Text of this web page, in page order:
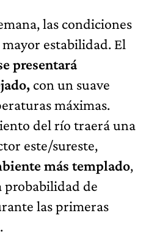
las condiciones
estabilidad. El
presentará
con un suave
máximas.
del río traerá una
este/sureste,
más templado,
probabilidad de
las primeras